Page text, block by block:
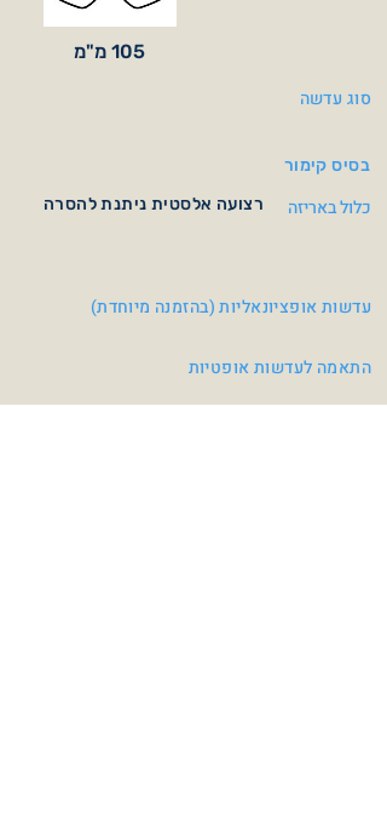
105 מ"מ
סוג עדשה
בסיס קימור
רצועה אלסטית ניתנת להסרה
כלול באריזה
עדשות אופציונאליות (בהזמנה מיוחדת)
התאמה לעדשות אופטיות